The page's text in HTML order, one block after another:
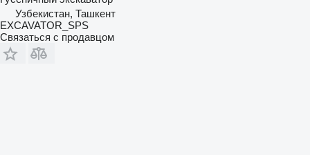
Узбекистан, Ташкент
EXCAVATOR_SPS
Связаться с продавцом